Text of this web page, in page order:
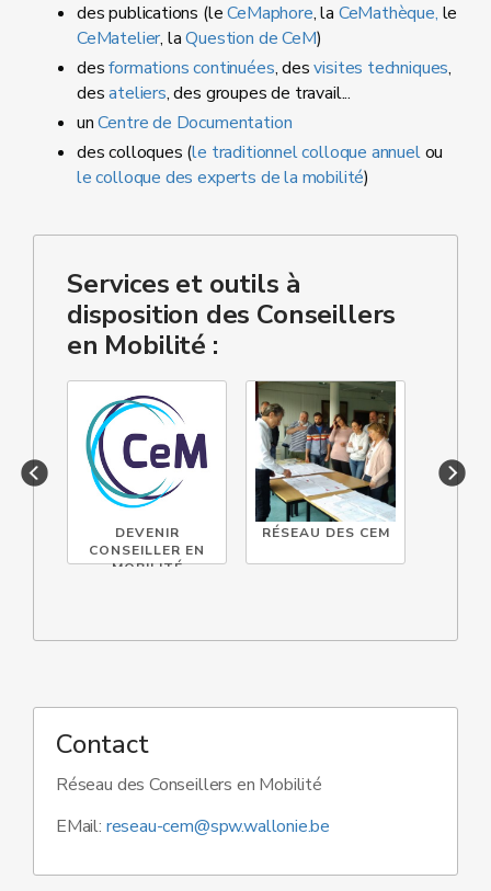
des publications (leCeMaphore, la CeMathèque, le
CeMatelier, laQuestion de CeM)
desformations continuées, desvisites techniques,
desateliers, des groupes de travail...
unCentre de Documentation
des colloques (le traditionnel colloque annuelou
le colloque des experts de la mobilité)
Services et outils à
disposition des Conseillers
en Mobilité :
DEVENIR
CONSEILLER EN
MOBILITÉ
RÉSEAU DES CEM
Contact
Réseau des Conseillers en Mobilité
EMail: reseau-cem@spw.wallonie.be